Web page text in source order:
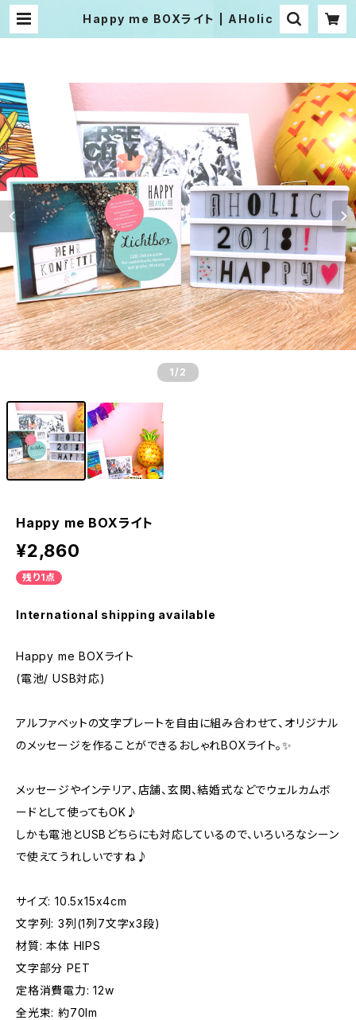
Happy me BOXライト | AHolic
1 /2
Happy me BOXライト
¥2,860
残り1点
International shipping available
Happy me BOXライト
(電池/ USB対応)
アルファベットの文字プレートを自由に組み合わせて、オリジナル
のメッセージを作ることができるおしゃれBOXライト。✨
メッセージやインテリア、店舗、玄関、結婚式などでウェルカムボ
ードとして使ってもOK♪
しかも電池とUSBどちらにも対応しているので、いろいろなシーン
で使えてうれしいですね♪
サイズ: 10.5x15x4cm
文字列: 3列(1列7文字x3段)
材質: 本体 HIPS
文字部分 PET
定格消費電力: 12w
全光束: 約70lm